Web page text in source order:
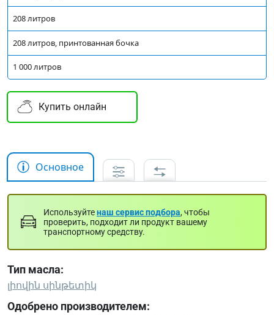
208 литров
208 литров, принтованная бочка
1 000 литров
Купить онлайн
Основное
Используйтенаш сервис подбора, чтобы
проверить, подходит ли продукт вашему
транспортному средству.
Тип масла:
լիովին սինթետիկ
Одобрено производителем: